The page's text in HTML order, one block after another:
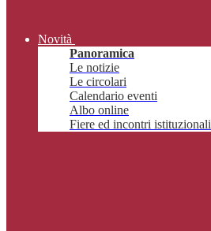
Novità
Panoramica
Le notizie
Le circolari
Calendario eventi
Albo online
Fiere ed incontri istituzionali